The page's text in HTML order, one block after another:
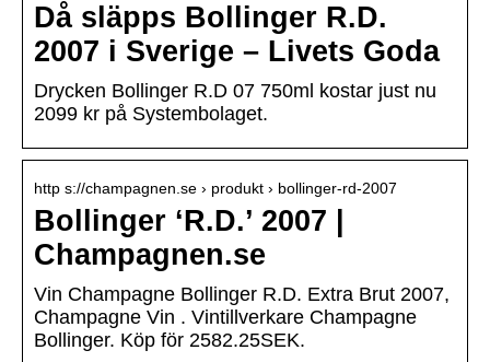
Då släpps Bollinger R.D.
2007 i Sverige – Livets Goda
Drycken Bollinger R.D 07 750ml kostar just nu
2099 kr på Systembolaget.
http s://champagnen.se › produkt › bollinger-rd-2007
Bollinger ‘R.D.’ 2007 |
Champagnen.se
Vin Champagne Bollinger R.D. Extra Brut 2007,
Champagne Vin . Vintillverkare Champagne
Bollinger. Köp för 2582.25SEK.